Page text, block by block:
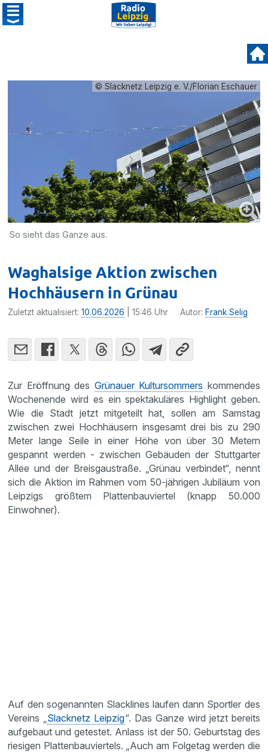
© Slacknetz Leipzig e. V./Florian Eschauer
So sieht das Ganze aus.
Waghalsige Aktion zwischen
Hochhäusern in Grünau
Zuletzt aktualisiert:10.06.2026 | 15:46 Uhr Autor: Frank Selig
Zur Eröffnung des Grünauer Kultursommers kommendes
Wochenende wird es ein spektakuläres Highlight geben.
Wie die Stadt jetzt mitgeteilt hat, sollen am Samstag
zwischen zwei Hochhäusern insgesamt drei bis zu 290
Meter lange Seile in einer Höhe von über 30 Metern
gespannt werden - zwischen Gebäuden der Stuttgarter
Allee und der Breisgaustraße. „Grünau verbindet“, nennt
sich die Aktion im Rahmen vom 50-jährigen Jubiläum von
Leipzigs größtem Plattenbauviertel (knapp 50.000
Einwohner).
Auf den sogenannten Slacklines laufen dann Sportler des
Vereins „ Slacknetz Leipzig“. Das Ganze wird jetzt bereits
aufgebaut und getestet. Anlass ist der 50. Geburtstag des
riesigen Plattenbauviertels. „Auch am Folgetag werden die